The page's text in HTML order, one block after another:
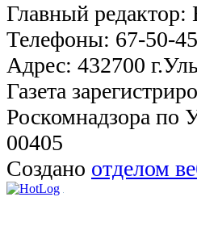
Главный
Телефоны: 67-50-
Адрес: 432700
Газета
Роскомнадзора
00405
Создано отделом